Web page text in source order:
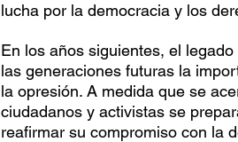
lucha por la democracia y los
En los años siguientes, el
las generaciones futuras la
la opresión. A medida que se
ciudadanos y activistas se
reafirmar su compromiso con la